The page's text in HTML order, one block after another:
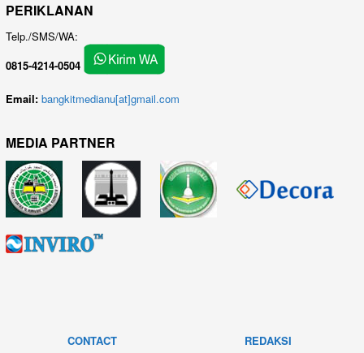
PERIKLANAN
Telp./SMS/WA:
0815-4214-0504
Email: bangkitmedianu[at]gmail.com
MEDIA PARTNER
CONTACT
REDAKSI